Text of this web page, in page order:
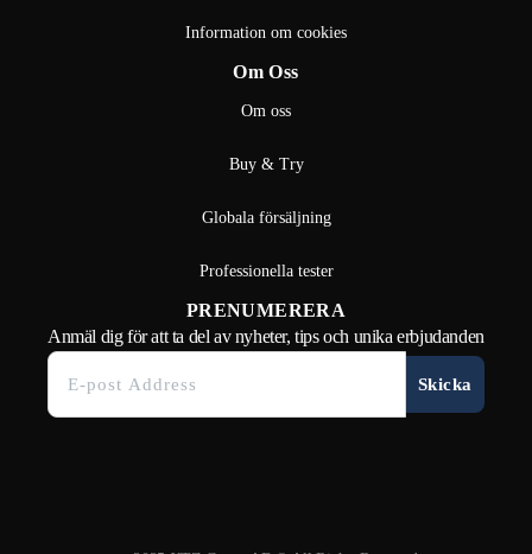
Information om cookies
Om Oss
Om oss
Buy & Try
Globala försäljning
Professionella tester
PRENUMERERA
Anmäl dig för att ta del av nyheter, tips och unika erbjudanden
Skicka